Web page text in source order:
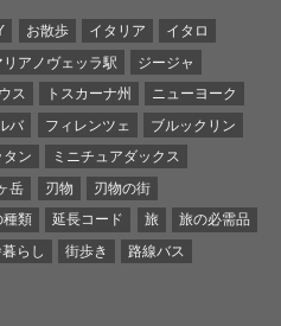
お散歩 イタリア
イタロ
アノヴェッラ駅
ジージャ
ス トスカーナ州
ニューヨーク
バ フィレンツェ
ブルックリン
タン
ミニチュアダックス
岳 刃物
刃物の街
種類 延長コード 旅
旅の必需品
暮らし 街歩き
路線バス